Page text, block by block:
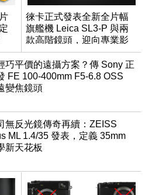
徠卡正式發表全新全片幅
旗艦機 Leica SL3-P 與兩
款高階鏡頭，迎向專業影
音全方位演進
巧平價的遠攝方案？傳 Sony 正
FE 100-400mm F5-6.8 OSS
變焦鏡頭
無反光鏡傳奇再續：ZEISS
ML 1.4/35 發表，定義 35mm
新天花板